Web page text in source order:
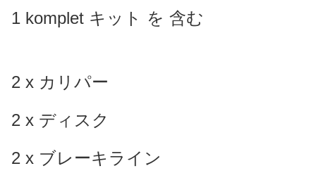
1 komplet キット を 含む
2 x カリパー
2 x ディスク
2 x ブレーキライン